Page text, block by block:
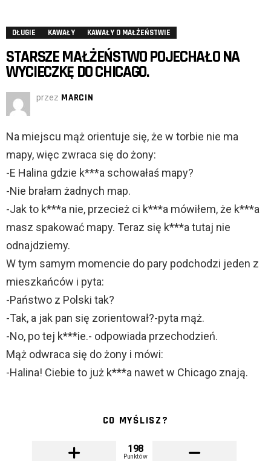
DŁUGIE KAWAŁY KAWAŁY O MAŁŻEŃSTWIE
STARSZE MAŁŻEŃSTWO POJECHAŁO NA
WYCIECZKĘ DO CHICAGO.
przez MARCIN
Na miejscu mąż orientuje się, że w torbie nie ma
mapy, więc zwraca się do żony:
-E Halina gdzie k***a schowałaś mapy?
-Nie brałam żadnych map.
-Jak to k***a nie, przecież ci k***a mówiłem, że k***a
masz spakować mapy. Teraz się k***a tutaj nie
odnajdziemy.
W tym samym momencie do pary podchodzi jeden z
mieszkańców i pyta:
-Państwo z Polski tak?
-Tak, a jak pan się zorientował?-pyta mąż.
-No, po tej k***ie.- odpowiada przechodzień.
Mąż odwraca się do żony i mówi:
-Halina! Ciebie to już k***a nawet w Chicago znają.
CO MYŚLISZ?
198
Punktów